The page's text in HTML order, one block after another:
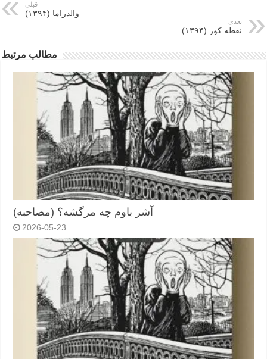
قبلی
والدراما (۱۳۹۴)
بعدی
نقطه کور (۱۳۹۴)
مطالب مرتبط
آشر باوم چه مرگشه؟ (مصاحبه)
2026-05-23